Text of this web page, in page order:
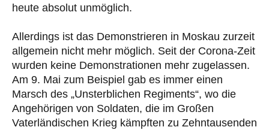
heute absolut unmöglich.
Allerdings ist das Demonstrieren in Moskau zurzeit
allgemein nicht mehr möglich. Seit der Corona-Zeit
wurden keine Demonstrationen mehr zugelassen.
Am 9. Mai zum Beispiel gab es immer einen
Marsch des „Unsterblichen Regiments“, wo die
Angehörigen von Soldaten, die im Großen
Vaterländischen Krieg kämpften zu Zehntausenden